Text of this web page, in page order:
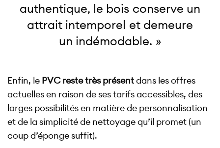
authentique, le bois conserve un
attrait intemporel et demeure
un indémodable. »
Enfin, le PVC reste très présentdans les offres
actuelles en raison de ses tarifs accessibles, des
larges possibilités en matière de personnalisation
et de la simplicité de nettoyage qu’il promet (un
coup d’éponge suffit).